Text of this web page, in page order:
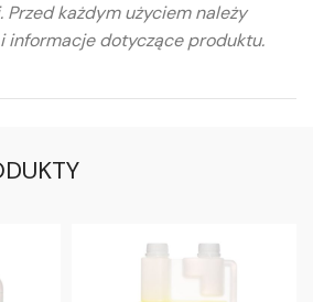
Przed każdym użyciem należy
informacje dotyczące produktu.